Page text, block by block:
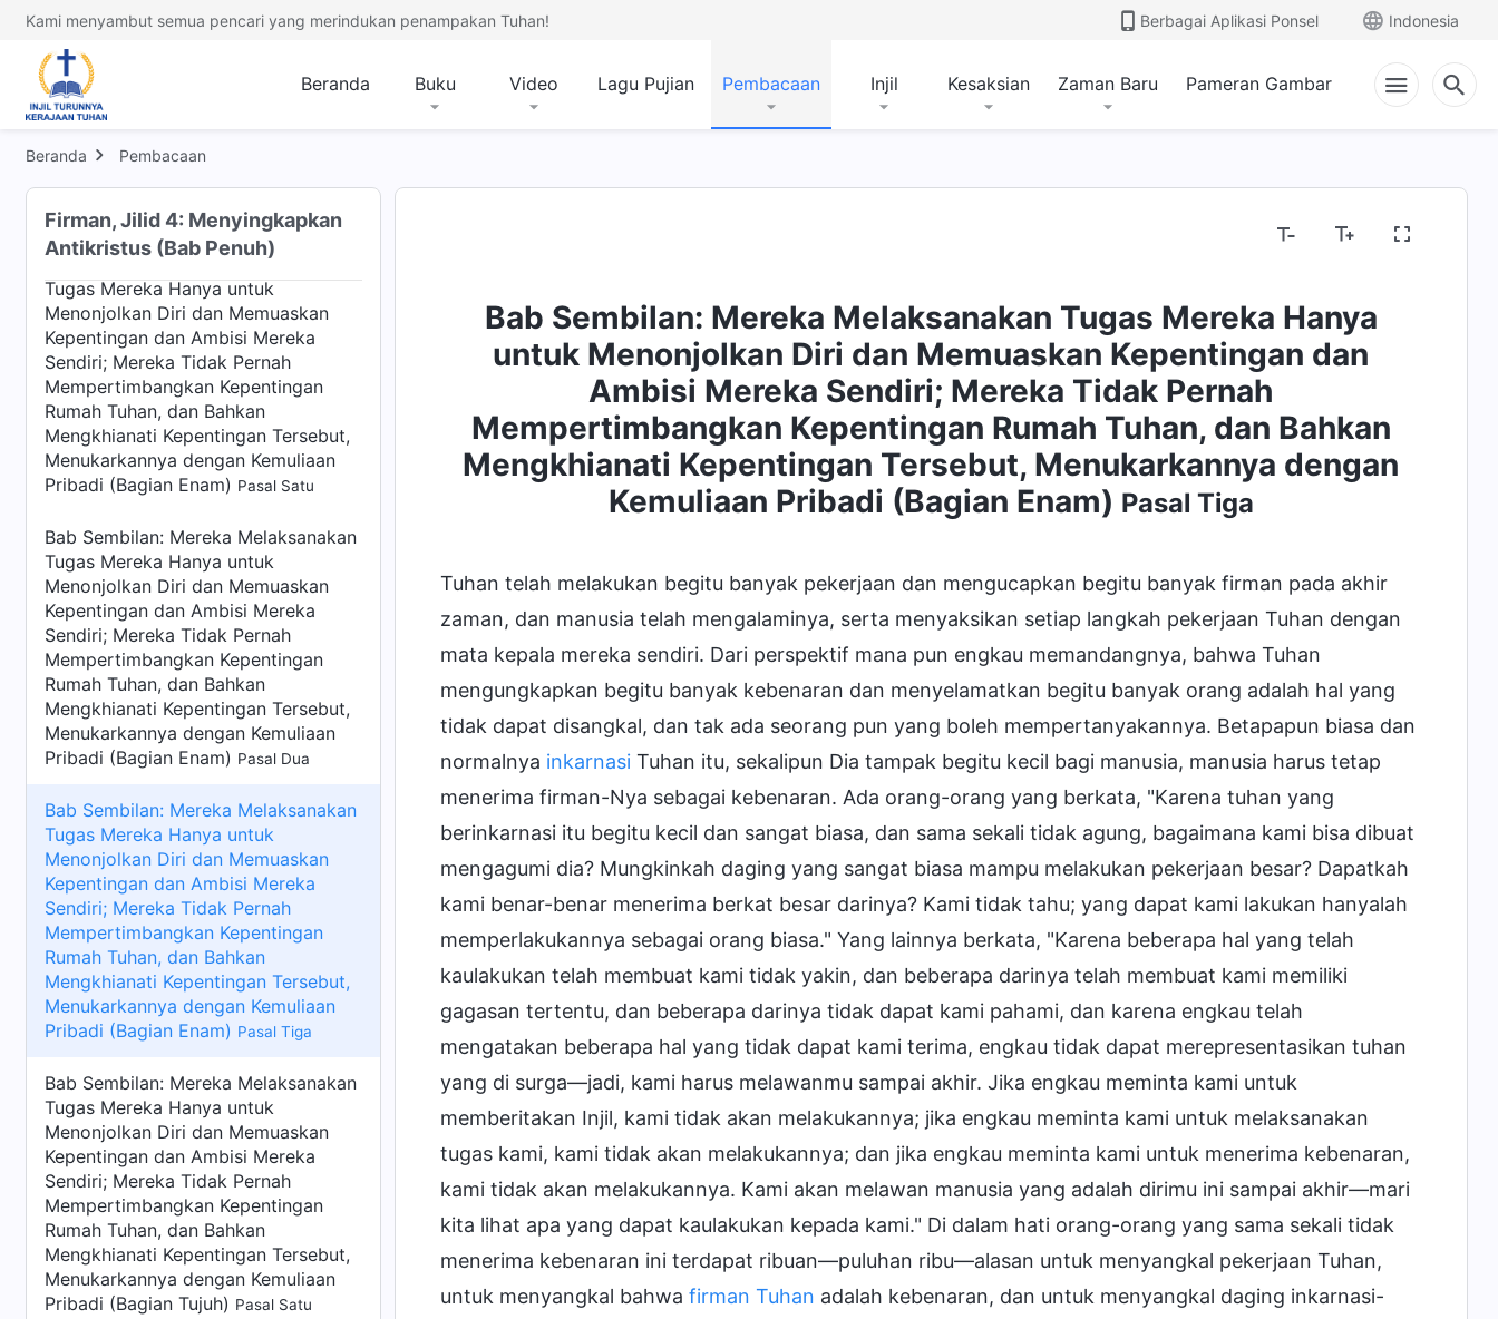
Kami menyambut semua pencari yang merindukan penampakan Tuhan! Berbagai Aplikasi Ponsel Indonesia
Beranda Buku Video Lagu Pujian Pembacaan Injil Kesaksian Zaman Baru Pameran Gambar
Beranda Pembacaan
Firman, Jilid 4: Menyingkapkan
Antikristus (Bab Penuh)
Tugas Mereka Hanya untuk
Kepentingan dan Ambisi Mereka
Sendiri; Mereka Tidak Pernah
Mempertimbangkan Kepentingan
Mengkhianati Kepentingan Tersebut,
Menukarkannya dengan Kemuliaan
Pribadi (Bagian Lima)Pasal Empat
Bab Sembilan: Mereka Melaksanakan
Tugas Mereka Hanya untuk
Menonjolkan Diri dan Memuaskan
Kepentingan dan Ambisi Mereka
Sendiri; Mereka Tidak Pernah
Mempertimbangkan Kepentingan
Rumah Tuhan, dan Bahkan
Mengkhianati Kepentingan Tersebut,
Menukarkannya dengan Kemuliaan
Pribadi (Bagian Enam) Pasal Satu
Bab Sembilan: Mereka Melaksanakan
Tugas Mereka Hanya untuk
Menonjolkan Diri dan Memuaskan
Kepentingan dan Ambisi Mereka
Sendiri; Mereka Tidak Pernah
Mempertimbangkan Kepentingan
Rumah Tuhan, dan Bahkan
Mengkhianati Kepentingan Tersebut,
Menukarkannya dengan Kemuliaan
Pribadi (Bagian Enam) Pasal Dua
Bab Sembilan: Mereka Melaksanakan
Tugas Mereka Hanya untuk
Menonjolkan Diri dan Memuaskan
Kepentingan dan Ambisi Mereka
Sendiri; Mereka Tidak Pernah
Mempertimbangkan Kepentingan
Rumah Tuhan, dan Bahkan
Mengkhianati Kepentingan Tersebut,
Menukarkannya dengan Kemuliaan
Pribadi (Bagian Enam) Pasal Tiga
Bab Sembilan: Mereka Melaksanakan
Tugas Mereka Hanya untuk
Menonjolkan Diri dan Memuaskan
Kepentingan dan Ambisi Mereka
Sendiri; Mereka Tidak Pernah
Mempertimbangkan Kepentingan
Rumah Tuhan, dan Bahkan
Mengkhianati Kepentingan Tersebut,
Menukarkannya dengan Kemuliaan
Pribadi (Bagian Tujuh) Pasal Satu
Bab Sembilan: Mereka Melaksanakan Tugas Mereka Hanya
untuk Menonjolkan Diri dan Memuaskan Kepentingan dan
Ambisi Mereka Sendiri; Mereka Tidak Pernah
Mempertimbangkan Kepentingan Rumah Tuhan, dan Bahkan
Mengkhianati Kepentingan Tersebut, Menukarkannya dengan
Kemuliaan Pribadi (Bagian Enam) Pasal Tiga
Tuhan telah melakukan begitu banyak pekerjaan dan mengucapkan begitu banyak firman pada akhir
zaman, dan manusia telah mengalaminya, serta menyaksikan setiap langkah pekerjaan Tuhan dengan
mata kepala mereka sendiri. Dari perspektif mana pun engkau memandangnya, bahwa Tuhan
mengungkapkan begitu banyak kebenaran dan menyelamatkan begitu banyak orang adalah hal yang
tidak dapat disangkal, dan tak ada seorang pun yang boleh mempertanyakannya. Betapapun biasa dan
normalnya inkarnasiTuhan itu, sekalipun Dia tampak begitu kecil bagi manusia, manusia harus tetap
menerima firman-Nya sebagai kebenaran. Ada orang-orang yang berkata, "Karena tuhan yang
berinkarnasi itu begitu kecil dan sangat biasa, dan sama sekali tidak agung, bagaimana kami bisa dibuat
mengagumi dia? Mungkinkah daging yang sangat biasa mampu melakukan pekerjaan besar? Dapatkah
kami benar-benar menerima berkat besar darinya? Kami tidak tahu; yang dapat kami lakukan hanyalah
memperlakukannya sebagai orang biasa." Yang lainnya berkata, "Karena beberapa hal yang telah
kaulakukan telah membuat kami tidak yakin, dan beberapa darinya telah membuat kami memiliki
gagasan tertentu, dan beberapa darinya tidak dapat kami pahami, dan karena engkau telah
mengatakan beberapa hal yang tidak dapat kami terima, engkau tidak dapat merepresentasikan tuhan
yang di surga—jadi, kami harus melawanmu sampai akhir. Jika engkau meminta kami untuk
memberitakan Injil, kami tidak akan melakukannya; jika engkau meminta kami untuk melaksanakan
tugas kami, kami tidak akan melakukannya; dan jika engkau meminta kami untuk menerima kebenaran,
kami tidak akan melakukannya. Kami akan melawan manusia yang adalah dirimu ini sampai akhir—mari
kita lihat apa yang dapat kaulakukan kepada kami." Di dalam hati orang-orang yang sama sekali tidak
menerima kebenaran ini terdapat ribuan—puluhan ribu—alasan untuk menyangkal pekerjaan Tuhan,
untuk menyangkal bahwa firman Tuhan adalah kebenaran, dan untuk menyangkal daging inkarnasi-